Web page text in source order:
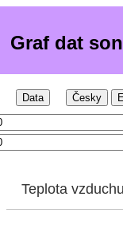
Graf dat
Data Česky
Teplota